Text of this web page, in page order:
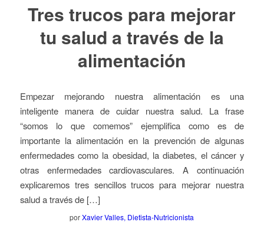
Tres trucos para mejorar
tu salud a través de la
alimentación
Empezar mejorando nuestra alimentación es una
inteligente manera de cuidar nuestra salud. La frase
“somos lo que comemos” ejemplifica como es de
importante la alimentación en la prevención de algunas
enfermedades como la obesidad, la diabetes, el cáncer y
otras enfermedades cardiovasculares. A continuación
explicaremos tres sencillos trucos para mejorar nuestra
salud a través de […]
porXavier Valles, Dietista-Nutricionista